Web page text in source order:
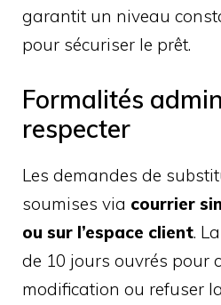
garantit un niveau
pour sécuriser le prêt.
Formalités
respecter
Les demandes de
soumises via courrier
ou sur l’espace client.
de 10 jours ouvrés pour
modification ou refuser